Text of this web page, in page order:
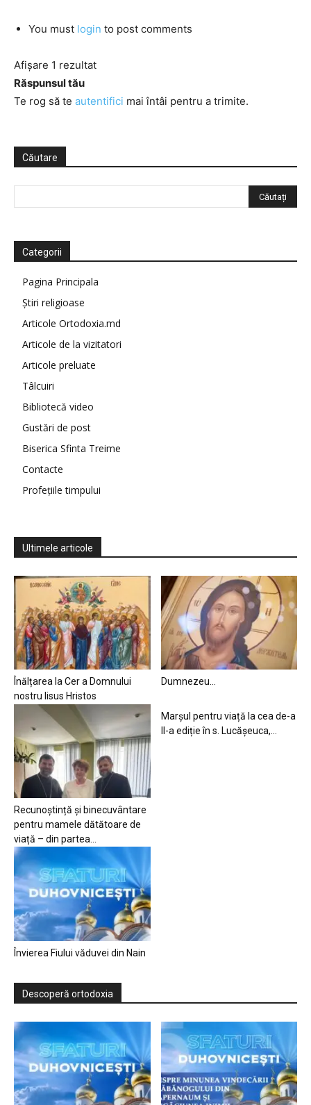
You must login to post comments
Afișare 1 rezultat
Răspunsul tău
Te rog să te autentifici mai întâi pentru a trimite.
Căutare
Categorii
Pagina Principala
Știri religioase
Articole Ortodoxia.md
Articole de la vizitatori
Articole preluate
Tâlcuiri
Bibliotecă video
Gustări de post
Biserica Sfinta Treime
Contacte
Profețiile timpului
Ultimele articole
Înălțarea la Cer a Domnului
nostru Iisus Hristos
Dumnezeu…
Recunoștință și binecuvântare
pentru mamele dătătoare de
viață – din partea...
Marșul pentru viață la cea de-a
II-a ediție în s. Lucășeuca,...
Învierea Fiului văduvei din Nain
Descoperă ortodoxia